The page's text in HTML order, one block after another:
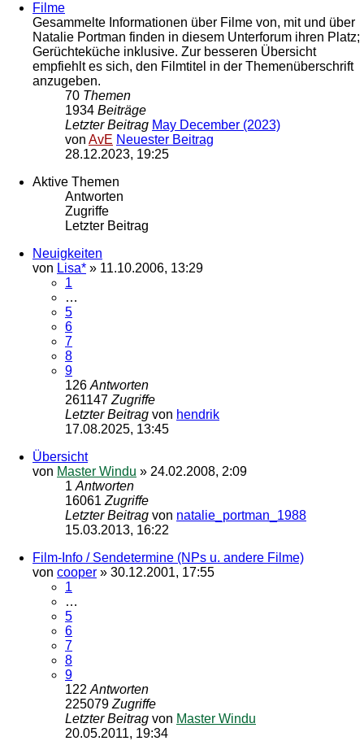
Filme
Gesammelte Informationen über Filme von, mit und über
Natalie Portman finden in diesem Unterforum ihren Platz;
Gerüchteküche inklusive. Zur besseren Übersicht
empfiehlt es sich, den Filmtitel in der Themenüberschrift
anzugeben.
70 Themen
1934 Beiträge
Letzter Beitrag May December (2023)
von AvE Neuester Beitrag
28.12.2023, 19:25
Aktive Themen
Antworten
Zugriffe
Letzter Beitrag
Neuigkeiten
von Lisa* » 11.10.2006, 13:29
1
…
5
6
7
8
9
126 Antworten
261147 Zugriffe
Letzter Beitrag von hendrik
17.08.2025, 13:45
Übersicht
von Master Windu » 24.02.2008, 2:09
1 Antworten
16061 Zugriffe
Letzter Beitrag von natalie_portman_1988
15.03.2013, 16:22
Film-Info / Sendetermine (NPs u. andere Filme)
von cooper » 30.12.2001, 17:55
1
…
5
6
7
8
9
122 Antworten
225079 Zugriffe
Letzter Beitrag von Master Windu
20.05.2011, 19:34